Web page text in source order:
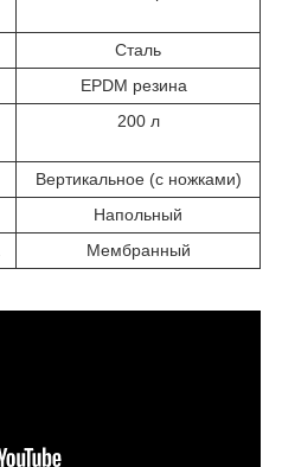
Сталь
EPDM резина
200 л
Вертикальное (с ножками)
Напольный
Мембранный